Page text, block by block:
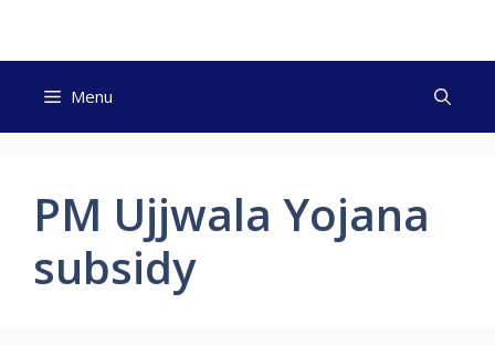
Menu
PM Ujjwala Yojana
subsidy